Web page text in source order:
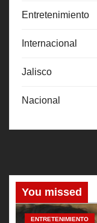
Entretenimiento
Internacional
Jalisco
Nacional
You missed
ENTRETENIMIENTO